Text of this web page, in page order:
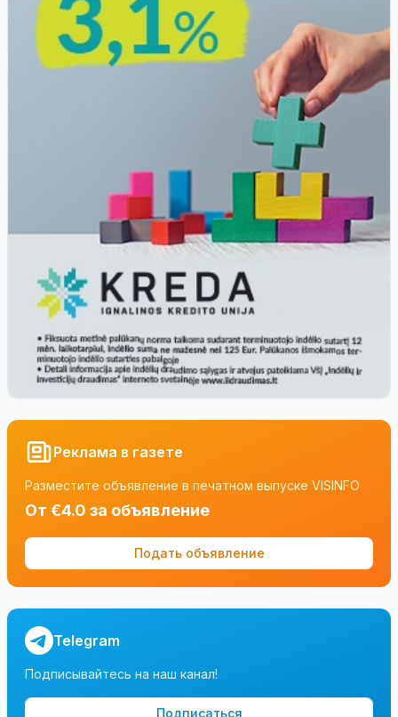
Реклама в газете
Разместите объявление в печатном выпуске VISINFO
От €4.0 за объявление
Подать объявление
Telegram
Подписывайтесь на наш канал!
Подписаться